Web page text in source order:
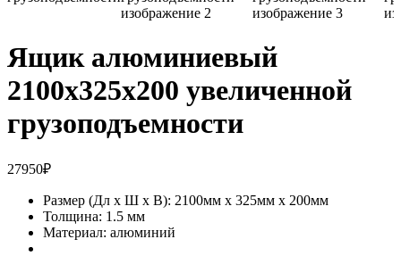
Ящик алюминиевый
2100х325х200 увеличенной
грузоподъемности
27950₽
Размер (Дл x Ш x В): 2100мм x 325мм x 200мм
Толщина: 1.5 мм
Материал: алюминий